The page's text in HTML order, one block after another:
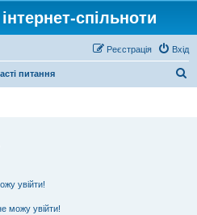
спільноти
Вхід
Реєстрація
питання
увійти!
можу увійти!